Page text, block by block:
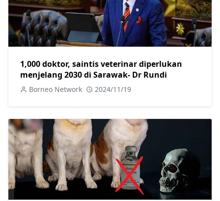
1,000 doktor, saintis veterinar diperlukan
menjelang 2030 di Sarawak- Dr Rundi
Borneo Network 2024/11/19